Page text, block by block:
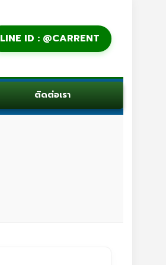
LINE ID : @CARRENT
ติดต่อเรา